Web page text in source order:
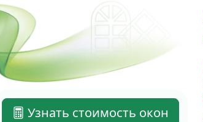
Узнать стоимость окон